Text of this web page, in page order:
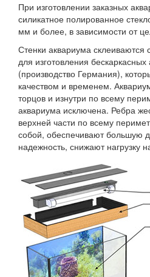
При изготовлении заказных
силикатное полированное
мм и более, в зависимости от
Стенки аквариума
для изготовления
(производство Германия),
качеством и временем.
торцов и изнутри по всему
аквариума исключена. Ребра
верхней части по всему
собой, обеспечивают большую
надежность, снижают нагрузку